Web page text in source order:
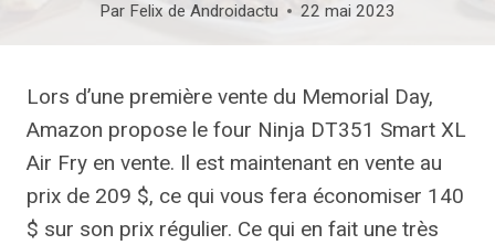
Par Felix de Androidactu 22 mai 2023
Lors d’une première vente du Memorial Day,
Amazon propose le four Ninja DT351 Smart XL
Air Fry en vente. Il est maintenant en vente au
prix de 209 $, ce qui vous fera économiser 140
$ sur son prix régulier. Ce qui en fait une très